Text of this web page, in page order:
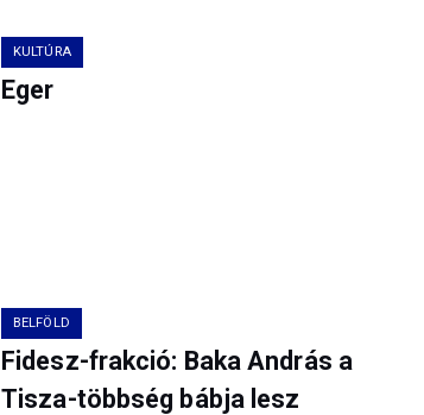
KULTÚRA
Eger
BELFÖLD
Fidesz-frakció: Baka András a
Tisza-többség bábja lesz